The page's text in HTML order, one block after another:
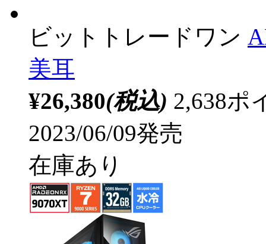
ビットトレードワン
美耳
¥26,380(税込) 2,638ポ
2023/06/09発売
在庫あり